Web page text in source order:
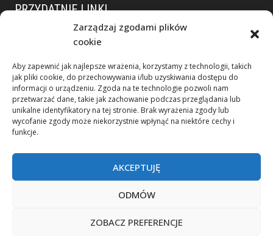
Zarządzaj zgodami plików
cookie
Aby zapewnić jak najlepsze wrażenia, korzystamy z technologii, takich
jak pliki cookie, do przechowywania i/lub uzyskiwania dostępu do
informacji o urządzeniu. Zgoda na te technologie pozwoli nam
przetwarzać dane, takie jak zachowanie podczas przeglądania lub
unikalne identyfikatory na tej stronie. Brak wyrażenia zgody lub
wycofanie zgody może niekorzystnie wpłynąć na niektóre cechy i
funkcje.
AKCEPTUJĘ
ODMÓW
ZOBACZ PREFERENCJE
PRZYDATNIE LINKI
Polityka prywatności
Duży przedsiębiorca
Dane spółek z grupy KIM
KSeF
© 2026 Grupa KimAgencja Interaktywna